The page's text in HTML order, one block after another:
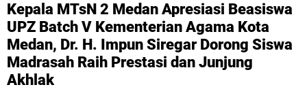
Kepala MTsN 2 Medan Apresiasi Beasiswa
UPZ Batch V Kementerian Agama Kota
Medan, Dr. H. Impun Siregar Dorong Siswa
Madrasah Raih Prestasi dan Junjung
Akhlak